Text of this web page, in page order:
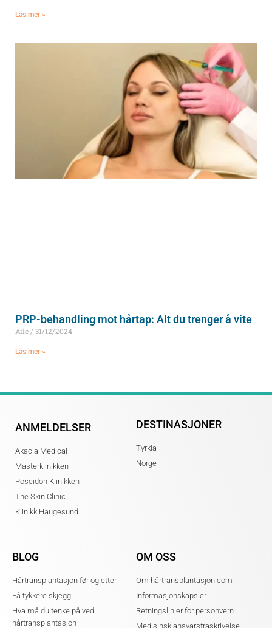
Läs mer »
PRP-behandling mot hårtap: Alt du trenger å vite
Atle 31/12/2024
Läs mer »
ANMELDELSER
Akacia Medical
Masterklinikken
Poseidon Klinikken
The Skin Clinic
Klinikk Haugesund
DESTINASJONER
Tyrkia
Norge
BLOG
Hårtransplantasjon før og etter
Få tykkere skjegg
Hva må du tenke på ved
hårtransplantasjon
OM OSS
Om hårtransplantasjon.com
Informasjonskapsler
Retningslinjer for personvern
Medisinsk ansvarsfraskrivelse